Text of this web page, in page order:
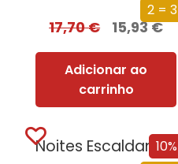
2 = 3
17,70€ 15,93€
Adicionar ao
carrinho
10%
Noites Escaldantes